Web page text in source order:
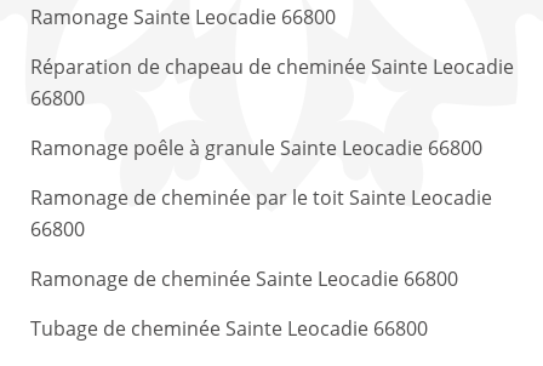
Ramonage Sainte Leocadie 66800
Réparation de chapeau de cheminée Sainte Leocadie
66800
Ramonage poêle à granule Sainte Leocadie 66800
Ramonage de cheminée par le toit Sainte Leocadie
66800
Ramonage de cheminée Sainte Leocadie 66800
Tubage de cheminée Sainte Leocadie 66800